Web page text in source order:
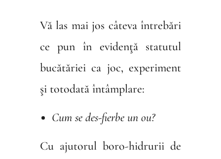
Vă las mai jos câteva întrebări
ce pun în evidenţă statutul
bucătăriei ca joc, experiment
şi totodată întâmplare:
Cum se des-fierbe un ou?
Cu ajutorul boro-hidrurii de